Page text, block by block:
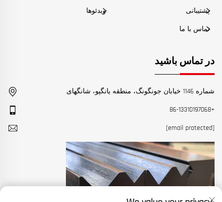
پشتیبانی ویدئوها
تماس با ما
در تماس باشید
شماره 1146 خیابان جونگونگ، منطقه یانگپو، شانگهای
+86-13310197068
[email protected]